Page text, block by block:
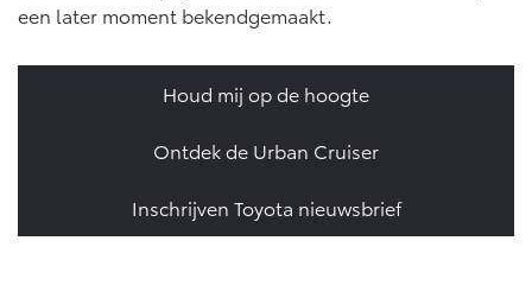
een later moment bekendgemaakt.
Houd mij op de hoogte
Ontdek de Urban Cruiser
Inschrijven Toyota nieuwsbrief